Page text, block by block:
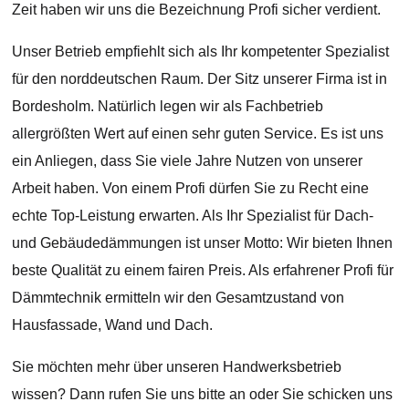
Zeit haben wir uns die Bezeichnung Profi sicher verdient.
Unser Betrieb empfiehlt sich als Ihr kompetenter Spezialist
für den norddeutschen Raum. Der Sitz unserer Firma ist in
Bordesholm. Natürlich legen wir als Fachbetrieb
allergrößten Wert auf einen sehr guten Service. Es ist uns
ein Anliegen, dass Sie viele Jahre Nutzen von unserer
Arbeit haben. Von einem Profi dürfen Sie zu Recht eine
echte Top-Leistung erwarten. Als Ihr Spezialist für Dach-
und Gebäudedämmungen ist unser Motto: Wir bieten Ihnen
beste Qualität zu einem fairen Preis. Als erfahrener Profi für
Dämmtechnik ermitteln wir den Gesamtzustand von
Hausfassade, Wand und Dach.
Sie möchten mehr über unseren Handwerksbetrieb
wissen? Dann rufen Sie uns bitte an oder Sie schicken uns